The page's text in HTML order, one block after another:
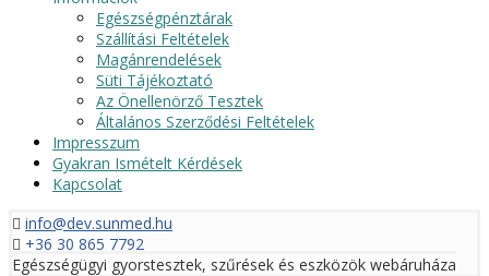
Egészségpénztárak
Szállítási Feltételek
Magánrendelések
Süti Tájékoztató
Az Önellenörző Tesztek
Általános Szerződési Feltételek
Impresszum
Gyakran Ismételt Kérdések
Kapcsolat
info@dev.sunmed.hu
+36 30 865 7792
Egészségügyi gyorstesztek, szűrések és eszközök webáruháza